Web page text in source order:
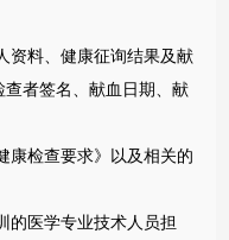
资料、健康征询结果及献
者签名、献血日期、献
康检查要求》以及相关的
的医学专业技术人员担